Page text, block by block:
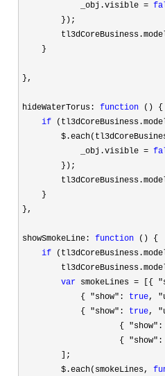
            _obj.visible
=
        });
    }
},
hideWaterTorus: function () {
if
            _obj.visible
=
        });
    }
},
showSmokeLine: function () {
if
var smokeLines = [{
            {
"show": true,
            {
"show": true,
                    {
"show":
                    {
"show":
        ];
        $.each(smokeLines,